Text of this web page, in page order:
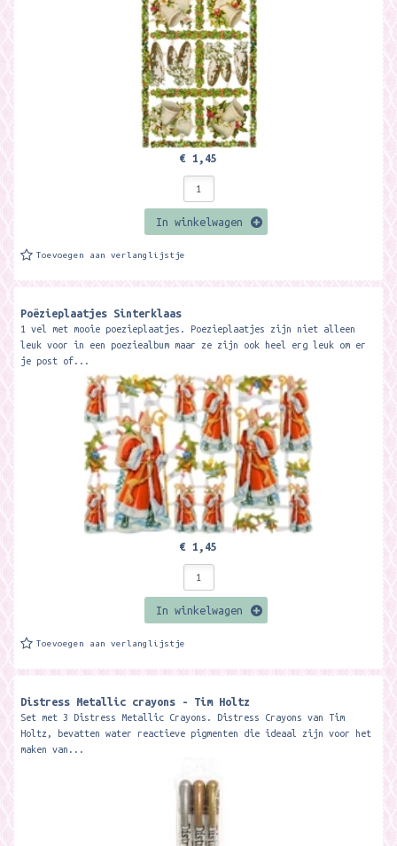
€ 1,45
In winkelwagen
Toevoegen aan verlanglijstje
Poëzieplaatjes Sinterklaas
1 vel met mooie poezieplaatjes. Poezieplaatjes zijn niet alleen
leuk voor in een poeziealbum maar ze zijn ook heel erg leuk om er
je post of...
€ 1,45
In winkelwagen
Toevoegen aan verlanglijstje
Distress Metallic crayons - Tim Holtz
Set met 3 Distress Metallic Crayons. Distress Crayons van Tim
Holtz, bevatten water reactieve pigmenten die ideaal zijn voor het
maken van...